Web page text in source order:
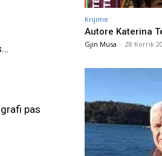
pas
Krijime
Autore Katerina
Gjin Musa - 28 Korrik